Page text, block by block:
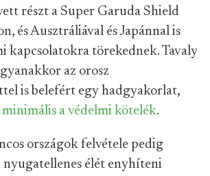
részt a Super Garuda Shield
és Ausztráliával és Japánnal is
kapcsolatokra törekednek. Tavaly
az orosz
is belefért egy hadgyakorlat,
minimális a védelmi kötelék.
országok felvétele pedig
nyugatellenes élét enyhíteni